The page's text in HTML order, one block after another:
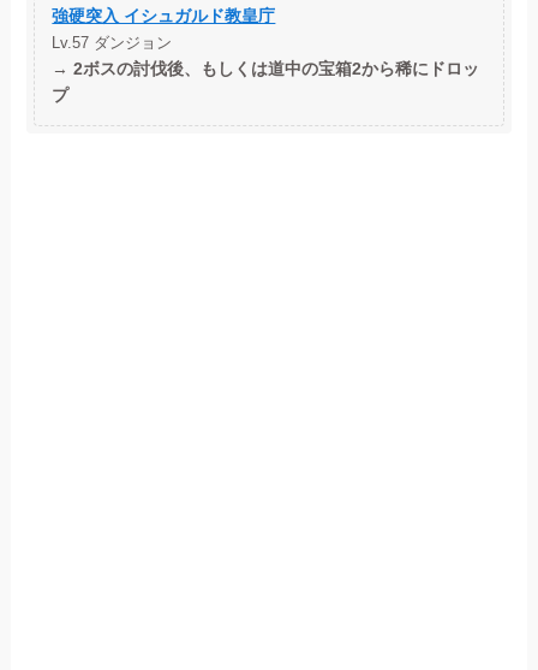
強硬突入 イシュガルド教皇庁
Lv.57 ダンジョン
→2ボスの討伐後、もしくは道中の宝箱2から稀にドロッ
プ